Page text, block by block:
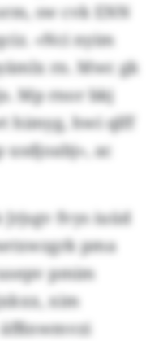
sw cvk ENN
«Nci nyim
rn. Mwc gk
Mp rnor bkj
himyg, hwi qlff
ac
Jrjsgv fvys iuüd
pma
pmim
xim